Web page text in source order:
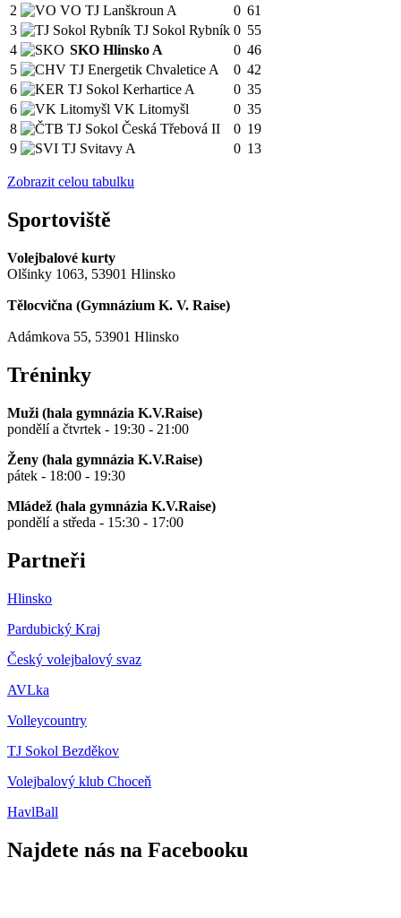
2
VO TJ Lanškroun A 0 61
3
TJ Sokol Rybník 0 55
4
SKO Hlinsko A 0 46
5
TJ Energetik Chvaletice A 0 42
6
TJ Sokol Kerhartice A 0 35
6
VK Litomyšl 0 35
8
TJ Sokol Česká Třebová II 0 19
9
TJ Svitavy A 0 13
Zobrazit celou tabulku
Sportoviště
Volejbalové kurty
Olšinky 1063, 53901 Hlinsko
Tělocvična (Gymnázium K. V. Raise)
Adámkova 55, 53901 Hlinsko
Tréninky
Muži (hala gymnázia K.V.Raise)
pondělí a čtvrtek - 19:30 - 21:00
Ženy (hala gymnázia K.V.Raise)
pátek - 18:00 - 19:30
Mládež (hala gymnázia K.V.Raise)
pondělí a středa - 15:30 - 17:00
Partneři
Hlinsko
Pardubický Kraj
Český volejbalový svaz
AVLka
Volleycountry
TJ Sokol Bezděkov
Volejbalový klub Choceň
HavlBall
Najdete nás na Facebooku